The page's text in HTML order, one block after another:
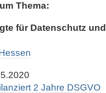
Thema:
für Datenschutz
2 Jahre DSGVO